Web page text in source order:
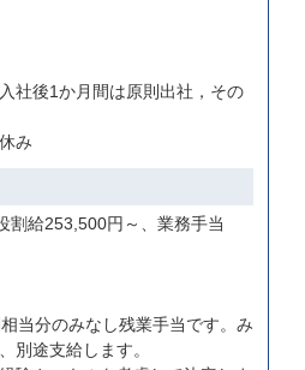
社後1か月間は原則出社，その
み
割給253,500円～、業務手当
当分のみなし残業手当です。み
別途支給します。